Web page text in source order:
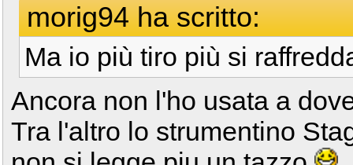
morig94 ha scritto:
Ma io più tiro più si
Ancora non l'ho usata a
Tra l'altro lo strumentino